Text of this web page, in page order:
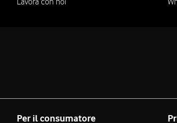
Per il consumatore